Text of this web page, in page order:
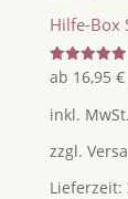
Hilfe-Box
Bewertet
mit
von 5
ab 16,95 €
inkl. MwSt.
zzgl.
Lieferzeit: